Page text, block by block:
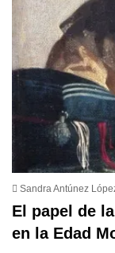
Sandra Antúnez
El papel de
en la Edad